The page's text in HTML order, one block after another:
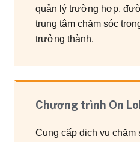
quản lý trường hợp,
trung tâm chăm sóc
trưởng thành.
Chương trình On
Cung cấp dịch vụ chăm